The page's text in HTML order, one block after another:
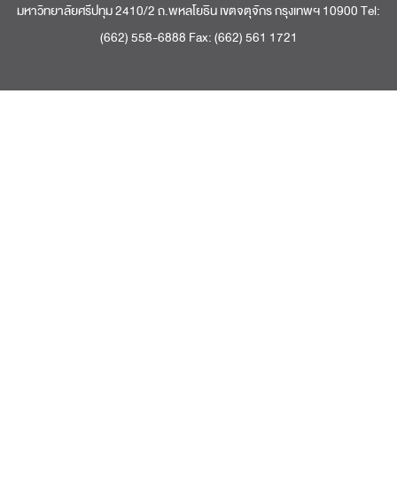
มหาวิทยาลัยศรีปทุม 2410/2 ถ.พหลโยธิน เขตจตุจักร กรุงเทพฯ 10900 Tel:
(662) 558-6888 Fax: (662) 561 1721